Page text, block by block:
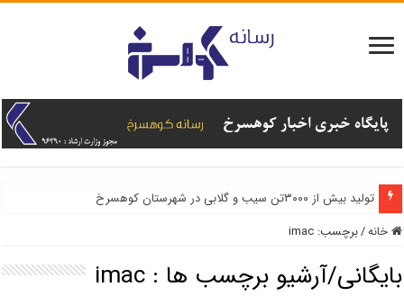
تولید بیش از ۳۰۰۰تن سیب و گلابی در شهرستان کوهسرخ
خانه/برچسب:imac
بایگانی/آرشیو برچسب ها :imac